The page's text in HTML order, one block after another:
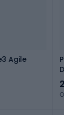
Agile